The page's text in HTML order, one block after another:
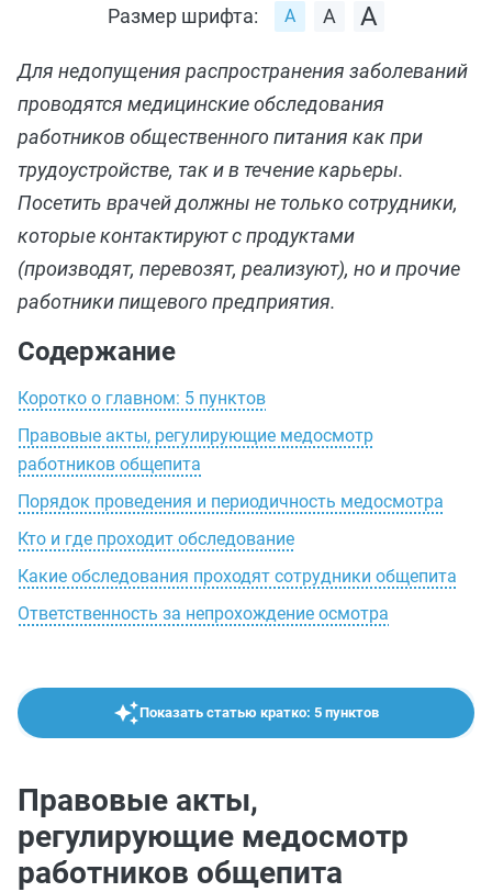
Размер шрифта:
Для недопущения распространения заболеваний
проводятся медицинские обследования
работников общественного питания как при
трудоустройстве, так и в течение карьеры.
Посетить врачей должны не только сотрудники,
которые контактируют с продуктами
(производят, перевозят, реализуют), но и прочие
работники пищевого предприятия.
Содержание
Коротко о главном: 5 пунктов
Правовые акты, регулирующие медосмотр
работников общепита
Порядок проведения и периодичность медосмотра
Кто и где проходит обследование
Какие обследования проходят сотрудники общепита
Ответственность за непрохождение осмотра
Показать статью кратко: 5 пунктов
Правовые акты,
регулирующие медосмотр
работников общепита